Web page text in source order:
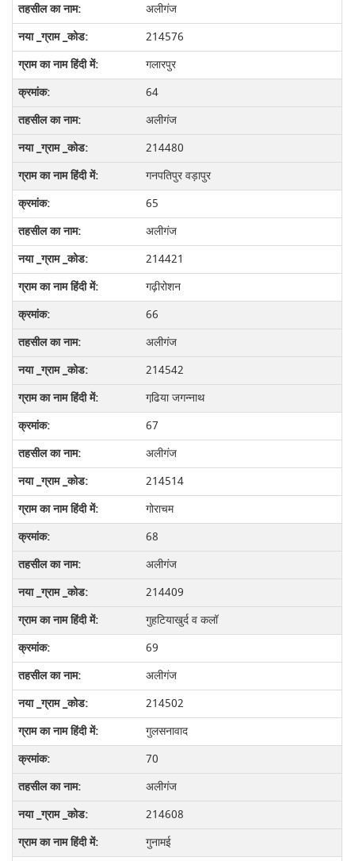
अलीगंज
214576
गलारपुर
64
अलीगंज
214480
गनपतिपुर वड़ापुर
65
अलीगंज
214421
गढ़ीरोशन
66
अलीगंज
214542
गढि़या जगन्नाथ
67
अलीगंज
214514
गोराचम
68
अलीगंज
214409
गुहटियाखुर्द व कलॉ
69
अलीगंज
214502
गुलसनावाद
70
अलीगंज
214608
गुनामई